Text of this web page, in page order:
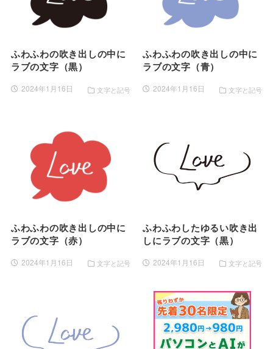
ふわふわの吹き出しの中に
ラブの文字（黒）
2024年1月16日 文字と記号
ふわふわの吹き出しの中に
ラブの文字（青）
2024年1月16日 文字と記号
ふわふわの吹き出しの中に
ラブの文字（赤）
2024年1月16日 文字と記号
ふわふわしたゆるい吹き出
しにラブの文字（黒）
2024年1月16日 文字と記号